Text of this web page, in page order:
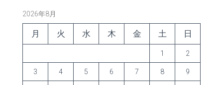
2026年8月
月 火 水 木 金 土 日
1 2
3 4 5 6 7 8 9